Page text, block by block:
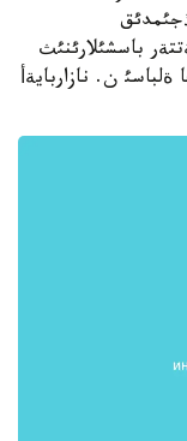
ذجئمدئق
باسشئلارئنئث
ن. نازاربايةأ